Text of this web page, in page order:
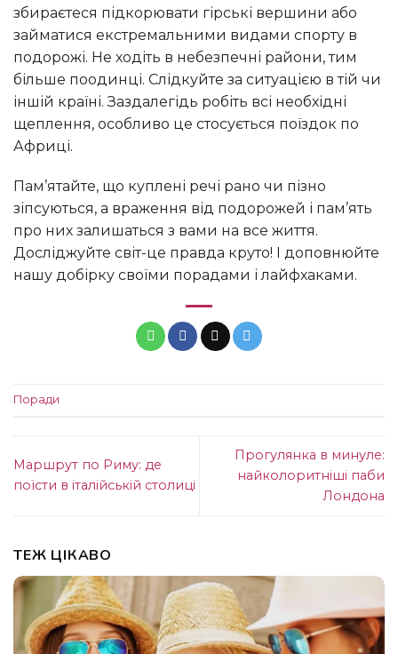
збираєтеся підкорювати гірські вершини або
займатися екстремальними видами спорту в
подорожі. Не ходіть в небезпечні райони, тим
більше поодинці. Слідкуйте за ситуацією в тій чи
іншій країні. Заздалегідь робіть всі необхідні
щеплення, особливо це стосується поїздок по
Африці.
Пам’ятайте, що куплені речі рано чи пізно
зіпсуються, а враження від подорожей і пам’ять
про них залишаться з вами на все життя.
Досліджуйте світ-це правда круто! І доповнюйте
нашу добірку своїми порадами і лайфхаками.
Поради
Маршрут по Риму: де
поїсти в італійській столиці
Прогулянка в минуле:
найколоритніші паби
Лондона
ТЕЖ ЦІКАВО